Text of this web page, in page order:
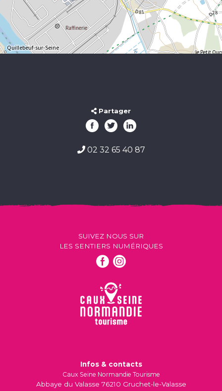
Partager
02 32 65 40 87
SUIVEZ NOUS SUR
LES SENTIERS NUMÉRIQUES
Infos & contacts
Caux Seine Normandie Tourisme
Abbaye du Valasse 76210 Gruchet-le-Valasse